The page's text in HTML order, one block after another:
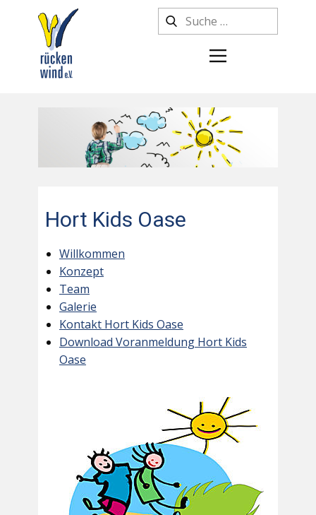
Hort Kids Oase
Willkommen
Konzept
Team
Galerie
Kontakt Hort Kids Oase
Download Voranmeldung Hort Kids
Oase